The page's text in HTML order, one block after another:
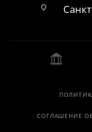
СОГЛАШЕНИЕ